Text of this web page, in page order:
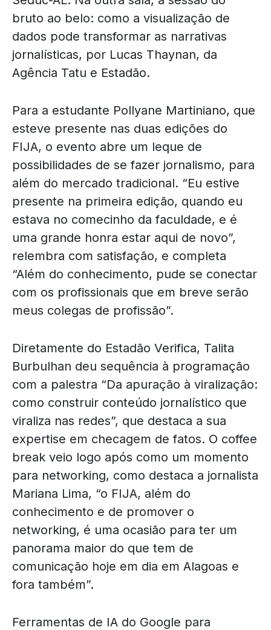
bruto ao belo: como a visualização de
dados pode transformar as narrativas
jornalísticas, por Lucas Thaynan, da
Agência Tatu e Estadão.
Para a estudante Pollyane Martiniano, que
esteve presente nas duas edições do
FIJA, o evento abre um leque de
possibilidades de se fazer jornalismo, para
além do mercado tradicional. “Eu estive
presente na primeira edição, quando eu
estava no comecinho da faculdade, e é
uma grande honra estar aqui de novo”,
relembra com satisfação, e completa
“Além do conhecimento, pude se conectar
com os profissionais que em breve serão
meus colegas de profissão”.
Diretamente do Estadão Verifica, Talita
Burbulhan deu sequência à programação
com a palestra “Da apuração à viralização:
como construir conteúdo jornalístico que
viraliza nas redes”, que destaca a sua
expertise em checagem de fatos. O coffee
break veio logo após como um momento
para networking, como destaca a jornalista
Mariana Lima, “o FIJA, além do
conhecimento e de promover o
networking, é uma ocasião para ter um
panorama maior do que tem de
comunicação hoje em dia em Alagoas e
fora também”.
Ferramentas de IA do Google para